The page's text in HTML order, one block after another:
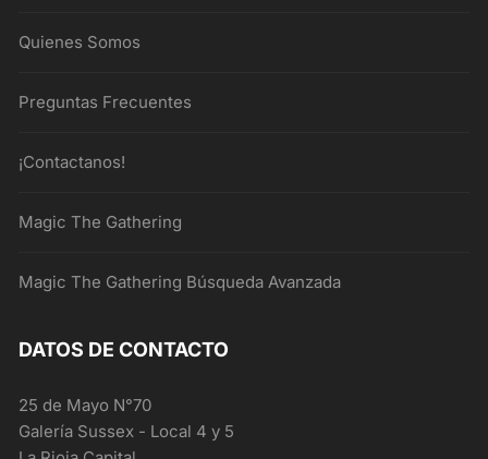
Quienes Somos
Preguntas Frecuentes
¡Contactanos!
Magic The Gathering
Magic The Gathering Búsqueda Avanzada
DATOS DE CONTACTO
25 de Mayo N°70
Galería Sussex - Local 4 y 5